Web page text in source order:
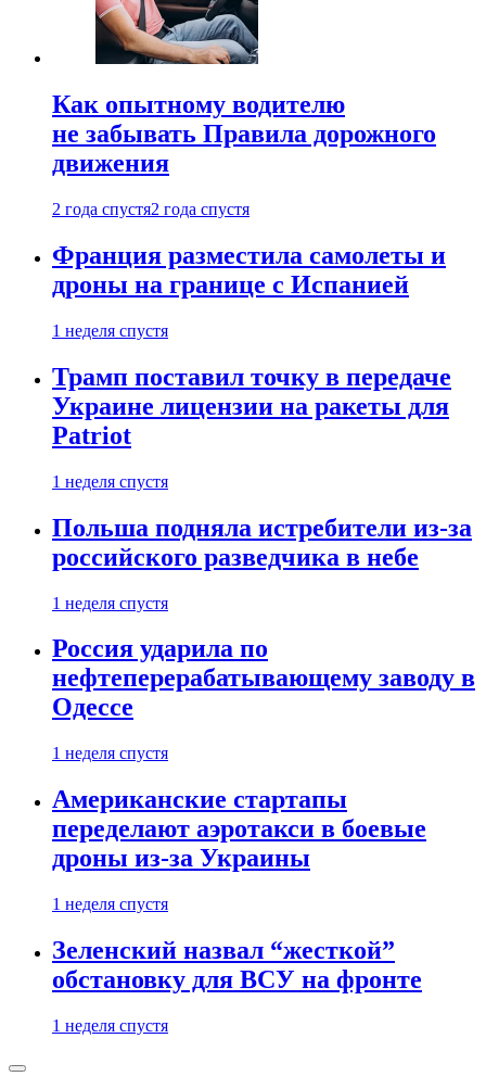
Как опытному водителю
не забывать Правила дорожного
движения
2 года спустя2 года спустя
Франция разместила самолеты и
дроны на границе с Испанией
1 неделя спустя
Трамп поставил точку в передаче
Украине лицензии на ракеты для
Patriot
1 неделя спустя
Польша подняла истребители из-за
российского разведчика в небе
1 неделя спустя
Россия ударила по
нефтеперерабатывающему заводу в
Одессе
1 неделя спустя
Американские стартапы
переделают аэротакси в боевые
дроны из-за Украины
1 неделя спустя
Зеленский назвал “жесткой”
обстановку для ВСУ на фронте
1 неделя спустя